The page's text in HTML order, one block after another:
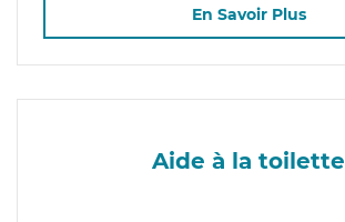
En Savoir Plus
Aide à la toilette